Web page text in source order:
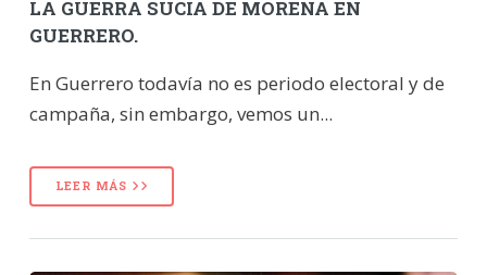
LA GUERRA SUCIA DE MORENA EN
GUERRERO.
En Guerrero todavía no es periodo electoral y de
campaña, sin embargo, vemos un...
LEER MÁS